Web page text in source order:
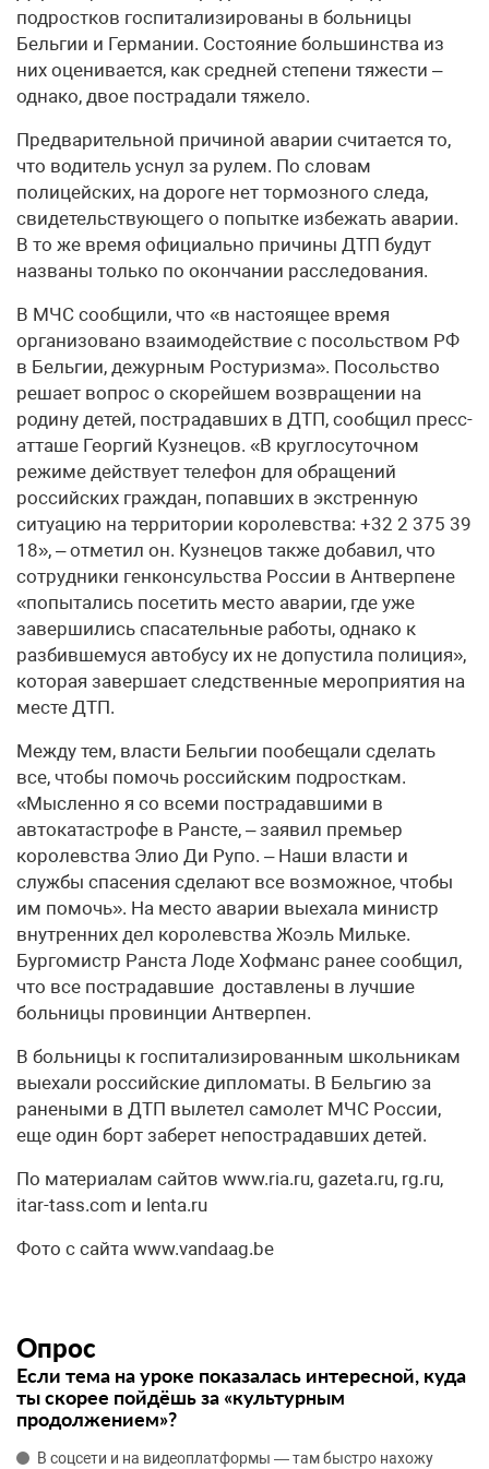
подростков госпитализированы в больницы
Бельгии и Германии. Состояние большинства из
них оценивается, как средней степени тяжести –
однако, двое пострадали тяжело.
Предварительной причиной аварии считается то,
что водитель уснул за рулем. По словам
полицейских, на дороге нет тормозного следа,
свидетельствующего о попытке избежать аварии.
В то же время официально причины ДТП будут
названы только по окончании расследования.
В МЧС сообщили, что «в настоящее время
организовано взаимодействие с посольством РФ
в Бельгии, дежурным Ростуризма». Посольство
решает вопрос о скорейшем возвращении на
родину детей, пострадавших в ДТП, сообщил пресс-
атташе Георгий Кузнецов. «В круглосуточном
режиме действует телефон для обращений
российских граждан, попавших в экстренную
ситуацию на территории королевства: +32 2 375 39
18», – отметил он. Кузнецов также добавил, что
сотрудники генконсульства России в Антверпене
«попытались посетить место аварии, где уже
завершились спасательные работы, однако к
разбившемуся автобусу их не допустила полиция»,
которая завершает следственные мероприятия на
месте ДТП.
Между тем, власти Бельгии пообещали сделать
все, чтобы помочь российским подросткам.
«Мысленно я со всеми пострадавшими в
автокатастрофе в Рансте, – заявил премьер
королевства Элио Ди Рупо. – Наши власти и
службы спасения сделают все возможное, чтобы
им помочь». На место аварии выехала министр
внутренних дел королевства Жоэль Мильке.
Бургомистр Ранста Лоде Хофманс ранее сообщил,
что все пострадавшие доставлены в лучшие
больницы провинции Антверпен.
В больницы к госпитализированным школьникам
выехали российские дипломаты. В Бельгию за
ранеными в ДТП вылетел самолет МЧС России,
еще один борт заберет непострадавших детей.
По материалам сайтов www.ria.ru, gazeta.ru, rg.ru,
itar-tass.com и lenta.ru
Фото с сайта www.vandaag.be
Опрос
Если тема на уроке показалась интересной, куда
ты скорее пойдёшь за «культурным
продолжением»?
В соцсети и на видеоплатформы — там быстро нахожу